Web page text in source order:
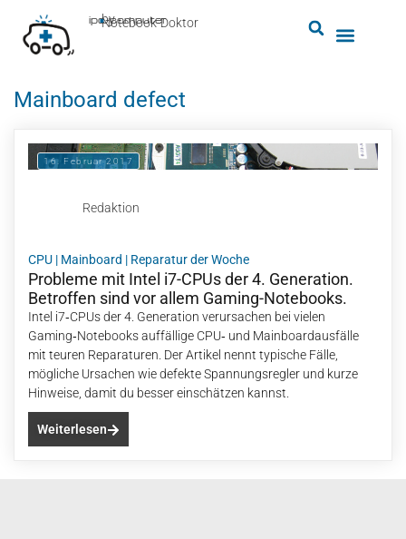
Notebook-Doktor
by
■
ipc-computer
Mainboard defect
16. Februar 2017
Redaktion
CPU | Mainboard | Reparatur der Woche
Probleme mit Intel i7-CPUs der 4. Generation.
Betroffen sind vor allem Gaming-Notebooks.
Intel i7‑CPUs der 4. Generation verursachen bei vielen
Gaming‑Notebooks auffällige CPU‑ und Mainboardausfälle
mit teuren Reparaturen. Der Artikel nennt typische Fälle,
mögliche Ursachen wie defekte Spannungsregler und kurze
Hinweise, damit du besser einschätzen kannst.
Weiterlesen